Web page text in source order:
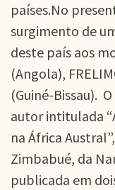
países.No
surgimento de
deste país aos
(Angola),
(Guiné-Bissau).
autor intitulada
na África
Zimbabué, da
publicada em